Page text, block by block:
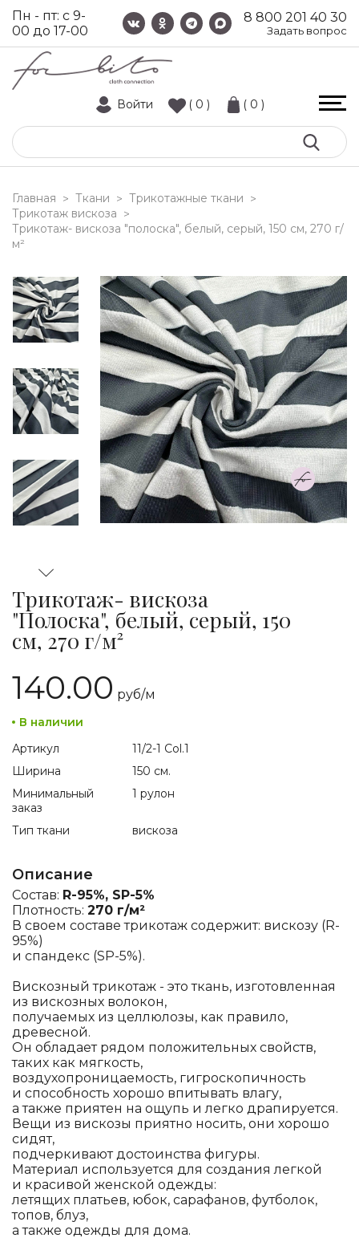
8 800 201 40 30
Задать вопрос
Пн - пт: с 9-
00 до 17-00
Войти ( 0 ) ( 0 )
Главная > Ткани > Трикотажные ткани >
Трикотаж вискоза >
трикотаж- вискоза "полоска", белый, серый, 150 см, 270 г/
м²
Трикотаж- вискоза
"Полоска", белый, серый, 150
см, 270 г/м²
140.00 руб/м
В наличии
Артикул
11/2-1 Col.1
Ширина
150 см.
Минимальный
заказ
1 рулон
Тип ткани вискоза
Описание
Состав: R-95%, SP-5%
Плотность: 270 г/м²
В своем составе трикотаж содержит: вискозу (R-
95%)
и спандекс (SP-5%).
Вискозный трикотаж - это ткань, изготовленная
из вискозных волокон,
получаемых из целлюлозы, как правило,
древесной.
Он обладает рядом положительных свойств,
таких как мягкость,
воздухопроницаемость, гигроскопичность
и способность хорошо впитывать влагу,
а также приятен на ощупь и легко драпируется.
Вещи из вискозы приятно носить, они хорошо
сидят,
подчеркивают достоинства фигуры.
Материал используется для создания легкой
и красивой женской одежды:
летящих платьев, юбок, сарафанов, футболок,
топов, блуз,
а также одежды для дома.